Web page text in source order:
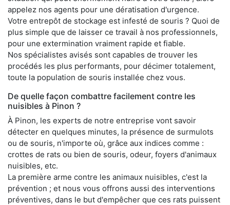
appelez nos agents pour une dératisation d'urgence.
Votre entrepôt de stockage est infesté de souris ? Quoi de
plus simple que de laisser ce travail à nos professionnels,
pour une extermination vraiment rapide et fiable.
Nos spécialistes avisés sont capables de trouver les
procédés les plus performants, pour décimer totalement,
toute la population de souris installée chez vous.
De quelle façon combattre facilement contre les
nuisibles à Pinon ?
À Pinon, les experts de notre entreprise vont savoir
détecter en quelques minutes, la présence de surmulots
ou de souris, n'importe où, grâce aux indices comme :
crottes de rats ou bien de souris, odeur, foyers d'animaux
nuisibles, etc.
La première arme contre les animaux nuisibles, c'est la
prévention ; et nous vous offrons aussi des interventions
préventives, dans le but d'empêcher que ces rats puissent